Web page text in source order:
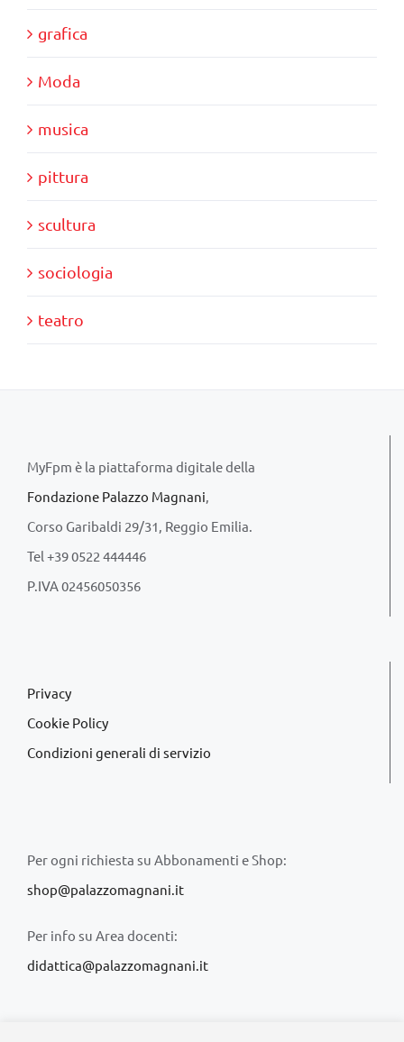
grafica
Moda
musica
pittura
scultura
sociologia
teatro
MyFpm è la piattaforma digitale della
Fondazione Palazzo Magnani,
Corso Garibaldi 29/31, Reggio Emilia.
Tel +39 0522 444446
P.IVA 02456050356
Privacy
Cookie Policy
Condizioni generali di servizio
Per ogni richiesta su Abbonamenti e Shop:
shop@palazzomagnani.it
Per info su Area docenti:
didattica@palazzomagnani.it